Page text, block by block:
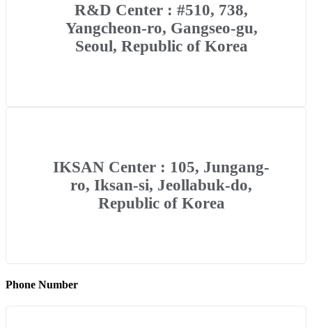
R&D Center : #510, 738,
Yangcheon-ro, Gangseo-gu,
Seoul, Republic of Korea
IKSAN Center : 105, Jungang-
ro, Iksan-si, Jeollabuk-do,
Republic of Korea
Phone Number